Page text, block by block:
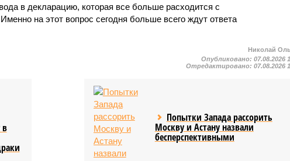
в декларацию, которая все больше расходится с
на этот вопрос сегодня больше всего ждут ответа
Николай
Опубликовано:07.08.2026
Отредактировано:07.08.2026
Попытки Запада рассорить
Москву и Астану назвали
бесперспективными